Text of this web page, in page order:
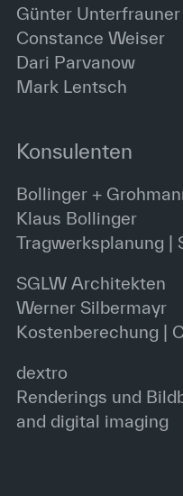
Günter Unterfrauner
Constance Weiser
Dari Parvanow
Mark Lentsch
Konsulenten
Bollinger +
Klaus Bollinger
Tragwerksplanung |
SGLW Architekten
Werner Silbermayr
Kostenberechung |
dextro
Renderings und
and digital imaging